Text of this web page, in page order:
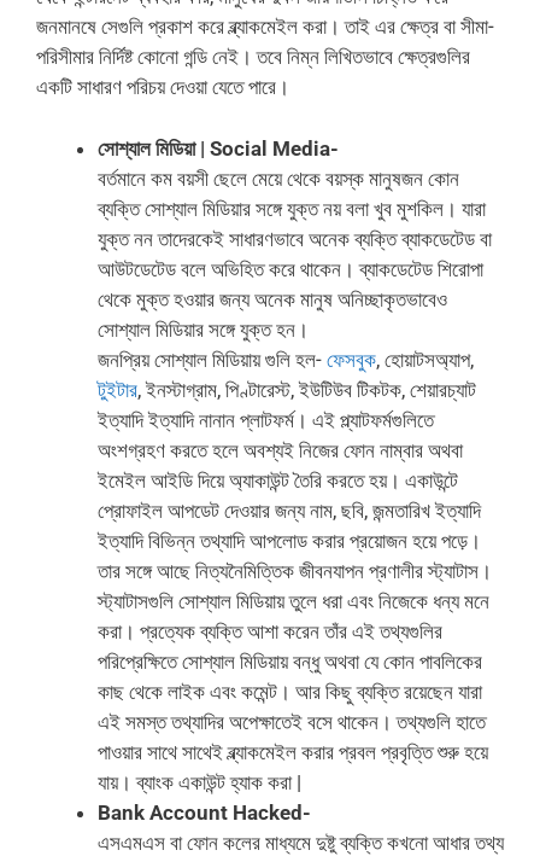
জনমানষে সেগুলি প্রকাশ করে ব্ল্যাকমেইল করা। তাই এর ক্ষেত্র বা সীমা-
পরিসীমার নির্দিষ্ট কোনো গন্ডি নেই। তবে নিম্ন লিখিতভাবে ক্ষেত্রগুলির
একটি সাধারণ পরিচয় দেওয়া যেতে পারে।
সোশ্যাল মিডিয়া | Social Media-
বর্তমানে কম বয়সী ছেলে মেয়ে থেকে বয়স্ক মানুষজন কোন
ব্যক্তি সোশ্যাল মিডিয়ার সঙ্গে যুক্ত নয় বলা খুব মুশকিল। যারা
যুক্ত নন তাদেরকেই সাধারণভাবে অনেক ব্যক্তি ব্যাকডেটেড বা
আউটডেটেড বলে অভিহিত করে থাকেন। ব্যাকডেটেড শিরোপা
থেকে মুক্ত হওয়ার জন্য অনেক মানুষ অনিচ্ছাকৃতভাবেও
সোশ্যাল মিডিয়ার সঙ্গে যুক্ত হন।
জনপ্রিয় সোশ্যাল মিডিয়ায় গুলি হল- ফেসবুক, হোয়াটসঅ্যাপ,
টুইটার, ইনস্টাগ্রাম, পিণ্টারেস্ট, ইউটিউব টিকটক, শেয়ারচ্যাট
ইত্যাদি ইত্যাদি নানান প্লাটফর্ম। এই প্ল্যাটফর্মগুলিতে
অংশগ্রহণ করতে হলে অবশ্যই নিজের ফোন নাম্বার অথবা
ইমেইল আইডি দিয়ে অ্যাকাউন্ট তৈরি করতে হয়। একাউন্টে
প্রোফাইল আপডেট দেওয়ার জন্য নাম, ছবি, জন্মতারিখ ইত্যাদি
ইত্যাদি বিভিন্ন তথ্যাদি আপলোড করার প্রয়োজন হয়ে পড়ে।
তার সঙ্গে আছে নিত্যনৈমিত্তিক জীবনযাপন প্রণালীর স্ট্যাটাস।
স্ট্যাটাসগুলি সোশ্যাল মিডিয়ায় তুলে ধরা এবং নিজেকে ধন্য মনে
করা। প্রত্যেক ব্যক্তি আশা করেন তাঁর এই তথ্যগুলির
পরিপ্রেক্ষিতে সোশ্যাল মিডিয়ায় বন্ধু অথবা যে কোন পাবলিকের
কাছ থেকে লাইক এবং কমেন্ট। আর কিছু ব্যক্তি রয়েছেন যারা
এই সমস্ত তথ্যাদির অপেক্ষাতেই বসে থাকেন। তথ্যগুলি হাতে
পাওয়ার সাথে সাথেই ব্ল্যাকমেইল করার প্রবল প্রবৃত্তি শুরু হয়ে
যায়। ব্যাংক একাউন্ট হ্যাক করা |
Bank Account Hacked-
এসএমএস বা ফোন কলের মাধ্যমে দুষ্টু ব্যক্তি কখনো আধার তথ্য